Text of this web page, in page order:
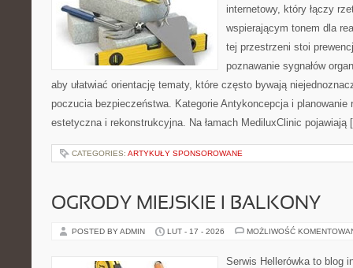
internetowy, który łączy
wspierającym tonem dla
tej przestrzeni stoi
poznawanie sygnałów
aby ułatwiać orientację tematy, które często bywają
poczucia bezpieczeństwa. Kategorie Antykoncepcja i planowanie
estetyczna i rekonstrukcyjna. Na łamach MediluxClinic
CATEGORIES: ARTYKUŁY SPONSOROWANE
OGRODY MIEJSKIE I BALKONY
POSTED BY ADMIN LUT - 17 - 2026 MOŻLIWOŚĆ
Serwis Hellerówka to blog